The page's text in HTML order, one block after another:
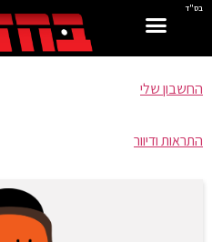
בס"ד
החשבון שלי
התראות ודיוור